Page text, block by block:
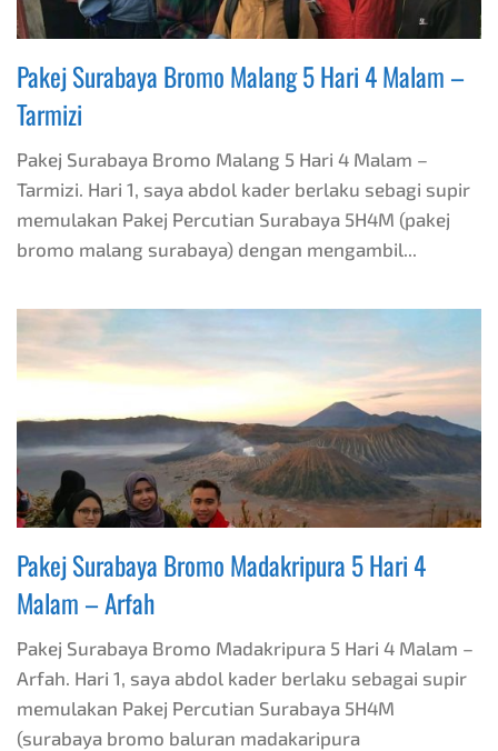
Pakej Surabaya Bromo Malang 5 Hari 4 Malam –
Tarmizi
Pakej Surabaya Bromo Malang 5 Hari 4 Malam –
Tarmizi. Hari 1, saya abdol kader berlaku sebagi supir
memulakan Pakej Percutian Surabaya 5H4M (pakej
bromo malang surabaya) dengan mengambil...
Pakej Surabaya Bromo Madakripura 5 Hari 4
Malam – Arfah
Pakej Surabaya Bromo Madakripura 5 Hari 4 Malam –
Arfah. Hari 1, saya abdol kader berlaku sebagai supir
memulakan Pakej Percutian Surabaya 5H4M
(surabaya bromo baluran madakaripura